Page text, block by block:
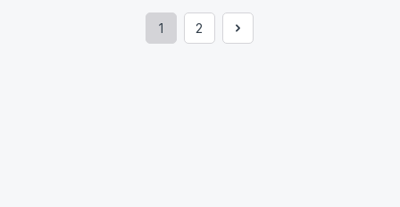
Seite
1
Seite
2